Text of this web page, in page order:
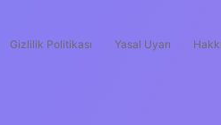
Gizlilik Politikası Yasal Uyarı